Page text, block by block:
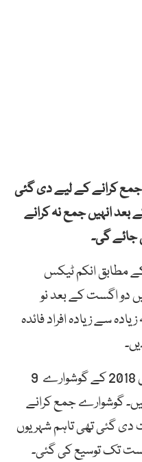
جمع کرانے کے لیے دی گئی
انہیں جمع نہ کرانے
جائے گی۔
کے مطابق انکم ٹیکس
دو اگست کے بعد نو
سے زیادہ افراد فائدہ
ایف بی آر کا کہنا ہے کہ مالی سال 2018 کے گوشوارے 9
گوشوارے جمع کرانے
مہلت دی گئی تھی تاہم شہریوں
کے لیے اس میں 9 اگست تک توسیع کی گئی۔